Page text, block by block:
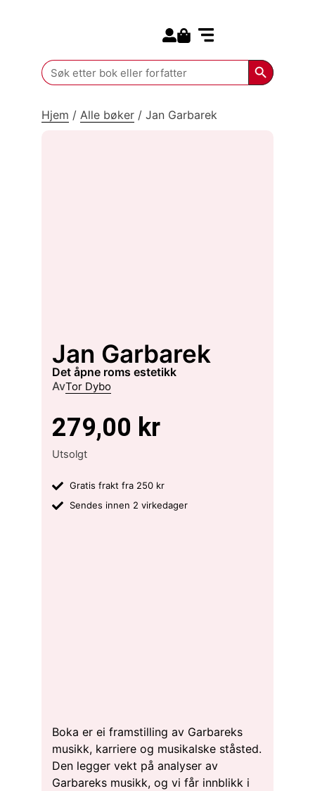
Search
for:
Search
Hjem / Alle bøker / Jan Garbarek
Jan Garbarek
det åpne roms estetikk
AvTor Dybo
279,00 kr
Utsolgt
Gratis frakt fra 250 kr
Sendes innen 2 virkedager
Boka er ei framstilling av Garbareks
musikk, karriere og musikalske ståsted.
Den legger vekt på analyser av
Garbareks musikk, og vi får innblikk i